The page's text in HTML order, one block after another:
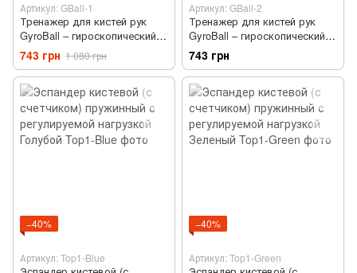
Артикул: GBall-1
Тренажер для кистей рук
GyroBall – гироскопический
эспандер PowerBall с
подсветкой. LED подсветка,
5 цветов
743 грн 1 080 грн
Артикул: GBall-2
Тренажер для кистей рук
GyroBall – гироскопический
эспандер PowerBall LED
подсветка 5 цветов, кейс
Черный
743 грн
−40%
Артикул: Top1-Blue
−40%
Артикул: Top1-Green